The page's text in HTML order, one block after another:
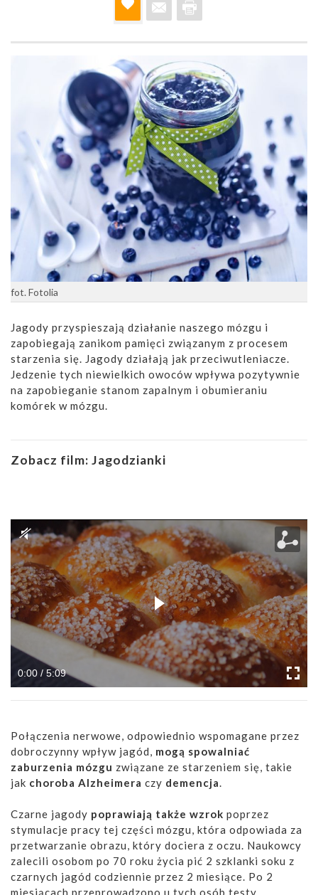
fot. Fotolia
Jagody przyspieszają działanie naszego mózgu i
zapobiegają zanikom pamięci związanym z procesem
starzenia się. Jagody działają jak przeciwutleniacze.
Jedzenie tych niewielkich owoców wpływa pozytywnie
na zapobieganie stanom zapalnym i obumieraniu
komórek w mózgu.
Zobacz film: Jagodzianki
0:00 / 5:09
Połączenia nerwowe, odpowiednio wspomagane przez
dobroczynny wpływ jagód, mogą spowalniać
zaburzenia mózgu związane ze starzeniem się, takie
jak choroba Alzheimera czy demencja.
Czarne jagody poprawiają także wzrok poprzez
stymulacje pracy tej części mózgu, która odpowiada za
przetwarzanie obrazu, który dociera z oczu. Naukowcy
zalecili osobom po 70 roku życia pić 2 szklanki soku z
czarnych jagód codziennie przez 2 miesiące. Po 2
miesiącach przeprowadzono u tych osób testy